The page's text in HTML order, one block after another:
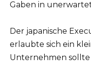
Gaben in
Der japanische
erlaubte sich ein
Unternehmen sollte